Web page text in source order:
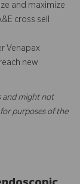
and maximize
cross sell
Venapax
new
and might not
purposes of the